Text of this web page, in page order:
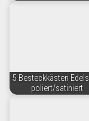
5 Besteckkästen
poliert/satiniert